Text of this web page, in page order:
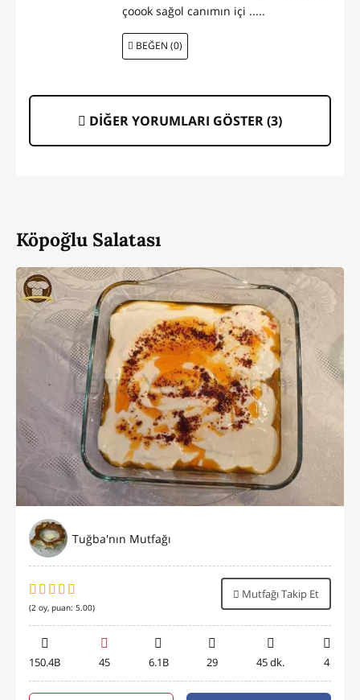
çoook sağol canımın içi .....
BEĞEN (0)
DİĞER YORUMLARI GÖSTER (3)
Köpoğlu Salatası
Tuğba'nın Mutfağı
(2 oy, puan: 5.00)
Mutfağı Takip Et
150.4B 45 6.1B 29 45 dk. 4